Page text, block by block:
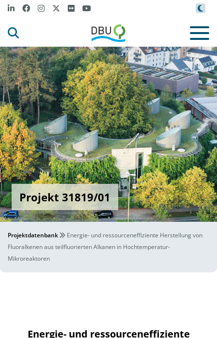
Projekt 31819/01
Projektdatenbank
Energie- und ressourceneffiziente Herstellung von
Fluoralkenen aus teilfluorierten Alkanen in Hochtemperatur-
Mikroreaktoren
Energie- und ressourceneffiziente